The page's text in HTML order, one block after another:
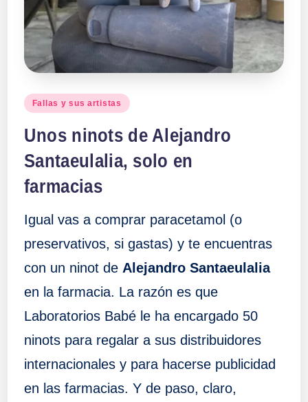
Publicado
Fallas y sus artistas
Unos ninots de Alejandro
Santaeulalia, solo en
farmacias
Igual vas a comprar paracetamol (o
preservativos, si gastas) y te encuentras
con un ninot de Alejandro Santaeulalia
en la farmacia. La razón es que
Laboratorios Babé le ha encargado 50
ninots para regalar a sus distribuidores
internacionales y para hacerse publicidad
en las farmacias. Y de paso, claro,